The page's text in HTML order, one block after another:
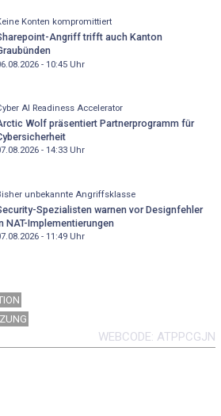
Konten kompromittiert
Angriff trifft auch Kanton
- 10:45Uhr
AI Readiness Accelerator
Wolf präsentiert Partnerprogramm für
- 14:33Uhr
unbekannte Angriffsklasse
Spezialisten warnen vor Designfehler
NAT-Implementierungen
- 11:49Uhr
WEBCODE ATPPCGJN